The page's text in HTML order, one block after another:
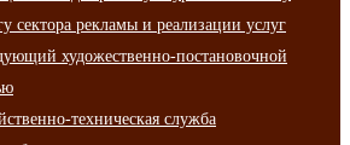
сектора рекламы и реализации услуг
художественно-постановочной
техническая служба